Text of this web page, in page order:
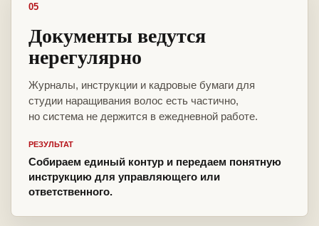
05
Документы ведутся
нерегулярно
Журналы, инструкции и кадровые бумаги для
студии наращивания волос есть частично,
но система не держится в ежедневной работе.
РЕЗУЛЬТАТ
Собираем единый контур и передаем понятную
инструкцию для управляющего или
ответственного.